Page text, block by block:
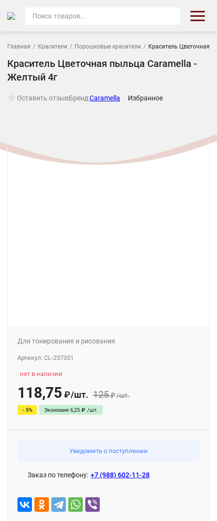
Главная / Красители / Порошковые красители / Краситель Цветочная
Краситель Цветочная пыльца Caramella -
Желтый 4г
Оставить отзывБренд:Caramella Избранное
Для тонирования и рисования
Артикул: CL-237351
нет в наличии
118,75 ₽/шт. 125₽/шт.
- 5% Экономия 6,25 ₽ /шт.
Уведомить о поступлении
Заказ по телефону: +7 (988) 602-11-28